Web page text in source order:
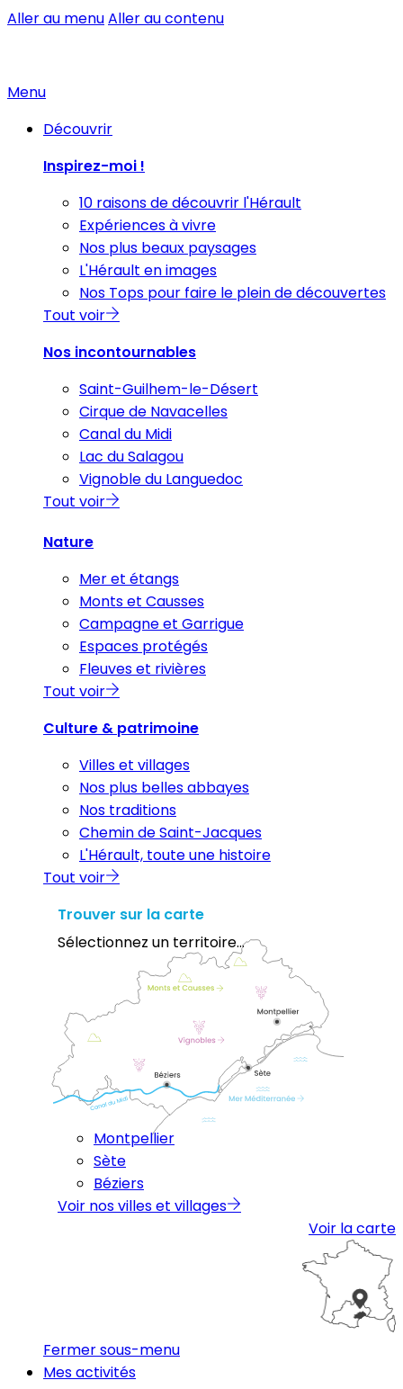
Aller au menuAller au contenu
Menu
Découvrir
Inspirez-moi !
10 raisons de découvrir l'Hérault
Expériences à vivre
Nos plus beaux paysages
L'Hérault en images
Nos Tops pour faire le plein de découvertes
Tout voir
Nos incontournables
Saint-Guilhem-le-Désert
Cirque de Navacelles
Canal du Midi
Lac du Salagou
Vignoble du Languedoc
Tout voir
Nature
Mer et étangs
Monts et Causses
Campagne et Garrigue
Espaces protégés
Fleuves et rivières
Tout voir
Culture & patrimoine
Villes et villages
Nos plus belles abbayes
Nos traditions
Chemin de Saint-Jacques
L'Hérault, toute une histoire
Tout voir
Trouver sur la carte
Sélectionnez un territoire...
Montpellier
Sète
Béziers
Voir nos villes et villages
Voir la carte
Fermer sous-menu
Mes activités